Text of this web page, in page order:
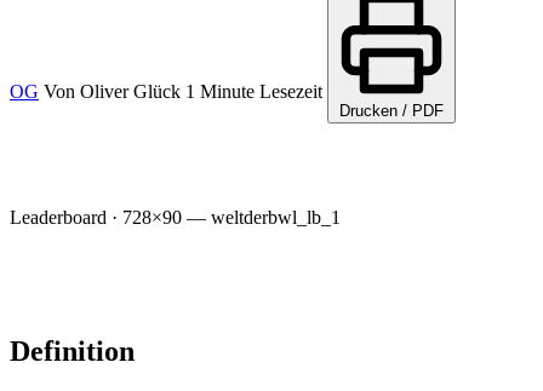
OG Von Oliver Glück 1 Minute Lesezeit
Drucken / PDF
Leaderboard · 728×90 — weltderbwl_lb_1
Definition